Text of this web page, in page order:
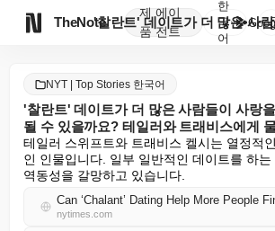
TheNote
제
품
에이
전트
한
국
어
NYT | Top Stories 한국어
'찰란트' 데이트가 더 많은 사람들이 사랑
될 수 있을까요? 테일러와 트래비스에게
테일러 스위프트와 트래비스 켈시는 열정적
인 인물입니다. 일부 일반적인 데이트를 하
역동성을 갈망하고 있습니다.
nytimes.com